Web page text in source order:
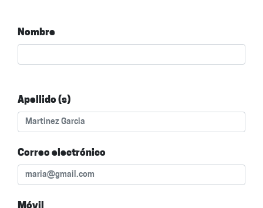
Nombre
Apellido (s)
Correo electrónico
Móvil